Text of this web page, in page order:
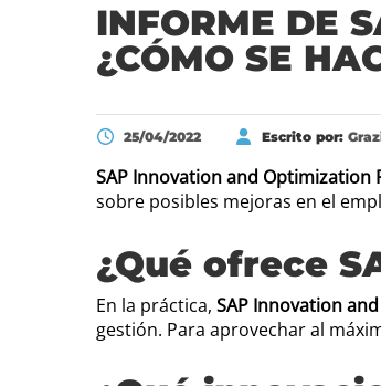
INFORME DE
¿CÓMO SE
25/04/2022 Escrito por:
SAP Innovation and Optimization
sobre posibles mejoras en el
¿Qué ofrece
En la práctica, SAP Innovation
gestión. Para aprovechar al